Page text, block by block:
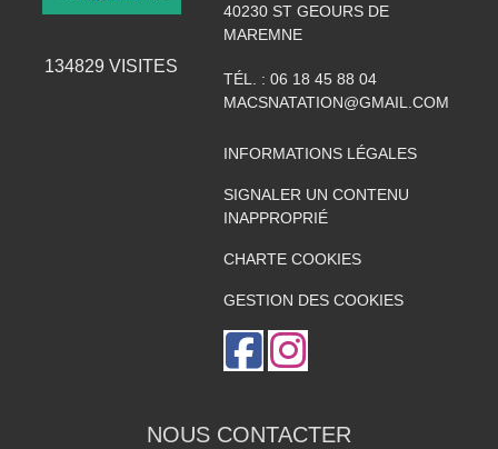
134829 VISITES
40230 ST GEOURS DE
MAREMNE
TÉL. : 06 18 45 88 04
MACSNATATION@GMAIL.COM
INFORMATIONS LÉGALES
SIGNALER UN CONTENU
INAPPROPRIÉ
CHARTE COOKIES
GESTION DES COOKIES
NOUS CONTACTER